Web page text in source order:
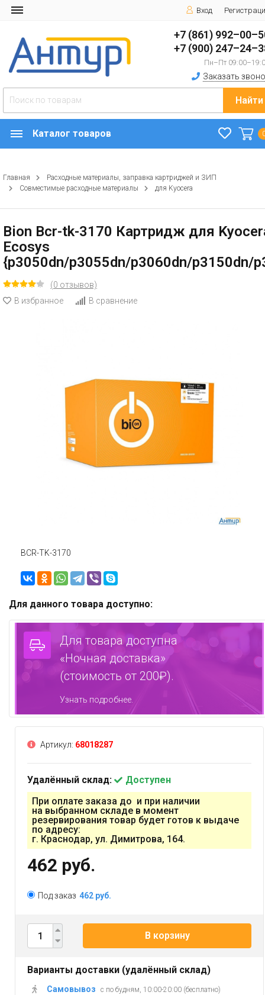
Вход
+7 (861)
+7 (900)
Пн–Пт
Заказать
Найти
Каталог товаров
Главная
Расходные материалы, заправка картриджей и ЗИП
Совместимые расходные материалы
для Kyocera
Bion Bcr-tk-3170 Картридж для
Ecosys
{p3050dn/p3055dn/p3060dn/p3150dn/
(0 отзывов)
В избранное
В сравнение
BCR-TK-3170
Для данного товара доступно:
Для товара доступна
«Ночная доставка»
(стоимость от 200₽).
Узнать подробнее.
Артикул: 68018287
Удалённый склад:
Доступен
При оплате заказа до и при наличии
на выбранном складе в момент
резервирования товар будет готов к выдаче
по адресу:
г. Краснодар, ул. Димитрова, 164.
462 руб.
Под заказ 462 руб.
В корзину
Варианты доставки (удалённый склад)
Самовывоз с по будням, 10:00-20:00 (бесплатно)